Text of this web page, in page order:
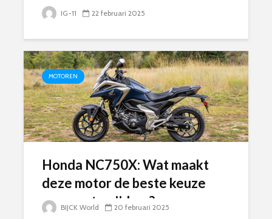
IG-11 22 februari 2025
MOTOREN
Honda NC750X: Wat maakt
deze motor de beste keuze
voor motorrijders?
BIJCK World 20 februari 2025